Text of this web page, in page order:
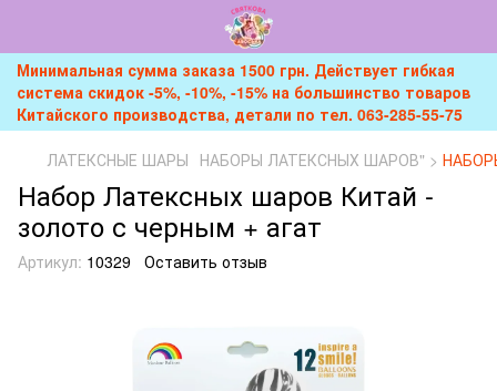
Минимальная сумма заказа 1500 грн. Действует гибкая
система скидок -5%, -10%, -15% на большинство товаров
Китайского производства, детали по тел. 063-285-55-75
ЛАТЕКСНЫЕ ШАРЫ НАБОРЫ ЛАТЕКСНЫХ ШАРОВ" >
Набор Латексных шаров Китай -
золото с черным + агат
Артикул: 10329 Оставить отзыв